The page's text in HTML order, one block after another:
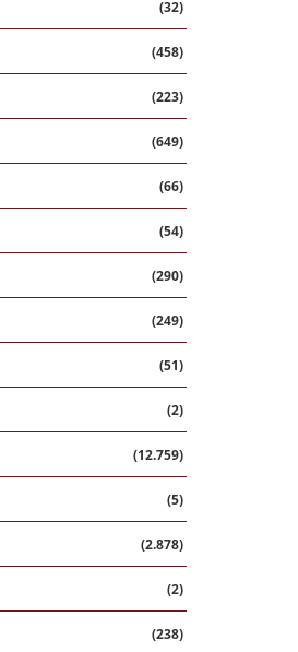
(32)
(458)
(223)
(649)
(66)
(54)
(290)
(249)
(51)
(2)
(12.759)
(5)
(2.878)
(2)
(238)